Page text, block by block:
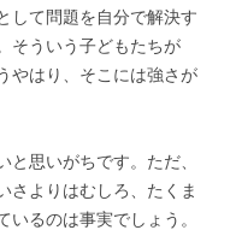
して問題を自分で解決す
そういう子どもたちが
やはり、そこには強さが
思いがちです。ただ、
さよりはむしろ、たくま
るのは事実でしょう。